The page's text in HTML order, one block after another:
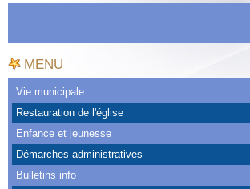
Accueil
Actualités
Facebook
CAPSO
Urbanisme
MENU
Vie municipale
Restauration de l'église
Enfance et jeunesse
Démarches administratives
Bulletins info